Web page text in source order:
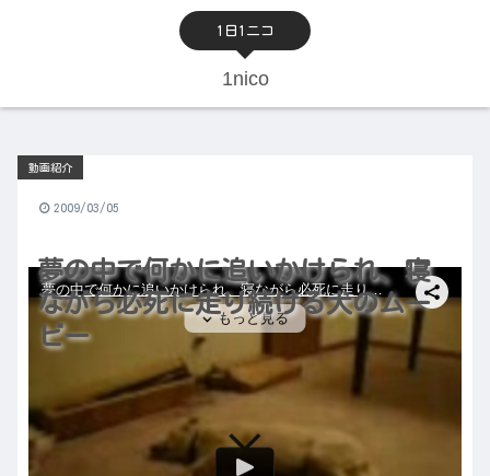
1日1ニコ
1nico
夢の中で何かに追いかけられ、寝
ながら必死に走り続ける犬のムー
ビー
動画紹介
2009/03/05